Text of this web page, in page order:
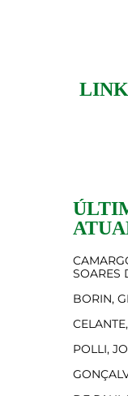
SOARES
BORIN,
POLLI,